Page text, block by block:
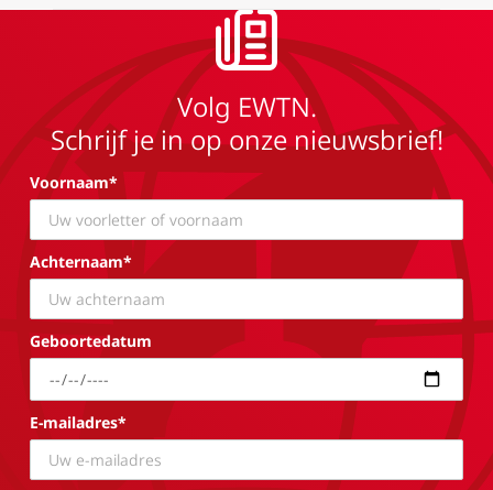
Volg EWTN.
Schrijf je in op onze nieuwsbrief!
Voornaam*
Achternaam*
Geboortedatum
E-mailadres*